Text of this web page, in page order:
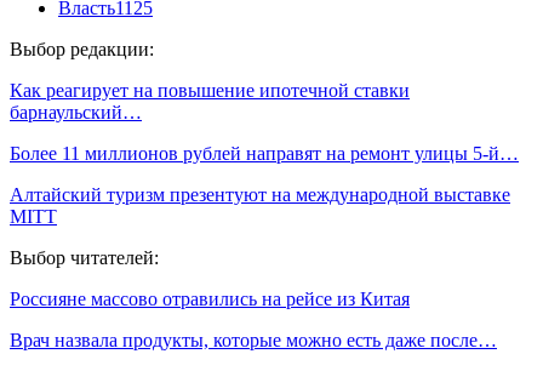
Власть1125
Выбор редакции:
Как реагирует на повышение ипотечной ставки
барнаульский…
Более 11 миллионов рублей направят на ремонт улицы 5-й…
Алтайский туризм презентуют на международной выставке
MITT
Выбор читателей:
Россияне массово отравились на рейсе из Китая
Врач назвала продукты, которые можно есть даже после…